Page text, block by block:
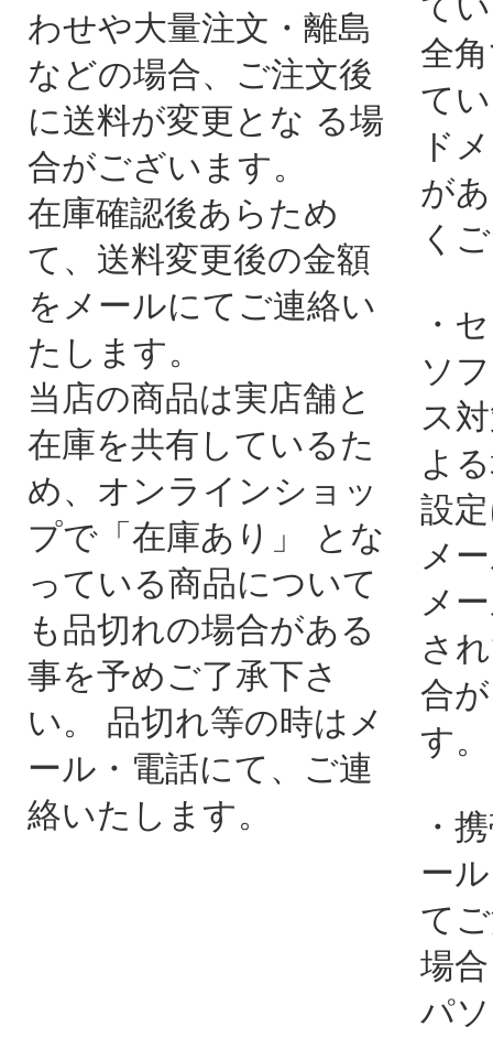
わせや大量注文・離島
などの場合、ご注文後
に送料が変更とな る場
合がございます。
在庫確認後あらため
て、送料変更後の金額
をメールにてご連絡い
たします。
当店の商品は実店舗と
在庫を共有しているた
め、オンラインショッ
プで「在庫あり」 とな
っている商品について
も品切れの場合がある
事を予めご了承下さ
い。 品切れ等の時はメ
ール・電話にて、ご連
絡いたします。
全
て
ド
が
く
・
ソ
ス
よ
設
メ
メ
さ
合
す。
・
ー
て
場合
パ